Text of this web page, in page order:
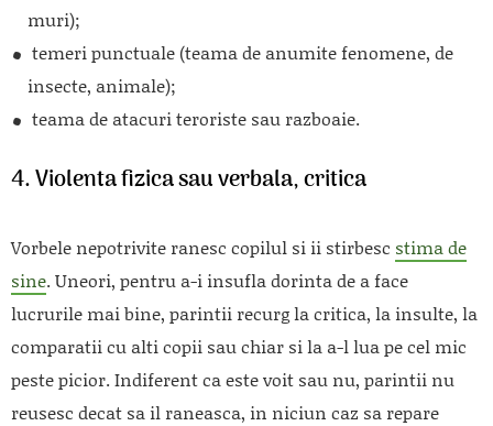
muri);
temeri punctuale (teama de anumite fenomene, de
insecte, animale);
teama de atacuri teroriste sau razboaie.
4. Violenta fizica sau verbala, critica
Vorbele nepotrivite ranesc copilul si ii stirbesc stima de
sine. Uneori, pentru a-i insufla dorinta de a face
lucrurile mai bine, parintii recurg la critica, la insulte, la
comparatii cu alti copii sau chiar si la a-l lua pe cel mic
peste picior. Indiferent ca este voit sau nu, parintii nu
reusesc decat sa il raneasca, in niciun caz sa repare